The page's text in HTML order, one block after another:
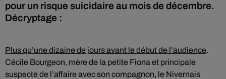
pour un risque suicidaire au mois de décembre.
Décryptage :
Plus qu’une dizaine de jours avant le début de l’audience.
Cécile Bourgeon, mère de la petite Fiona et principale
suspecte de l’affaire avec son compagnon, le Nivernais